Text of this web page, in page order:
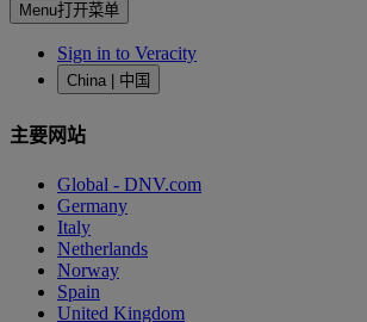
Menu打开菜单
Sign in to Veracity
China | 中国
主要网站
Global - DNV.com
Germany
Italy
Netherlands
Norway
Spain
United Kingdom